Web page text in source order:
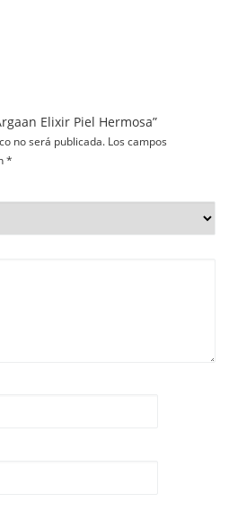
Elixir Piel Hermosa”
no será publicada. Los campos
*